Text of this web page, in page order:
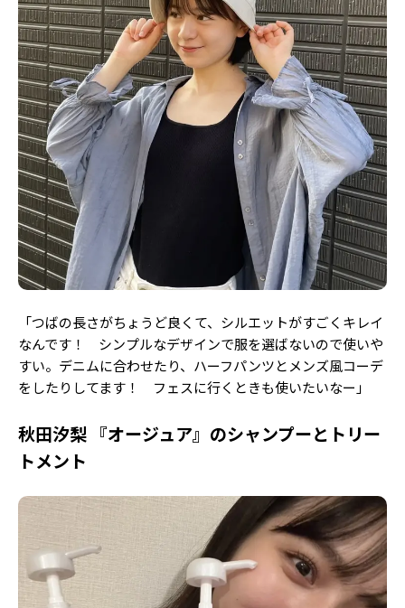
「つばの長さがちょうど良くて、シルエットがすごくキレイ
なんです！ シンプルなデザインで服を選ばないので使いや
すい。デニムに合わせたり、ハーフパンツとメンズ風コーデ
をしたりしてます！ フェスに行くときも使いたいなー」
秋田汐梨 『オージュア』のシャンプーとトリー
トメント